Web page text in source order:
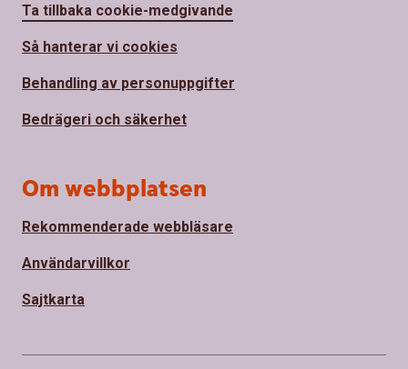
Ta tillbaka cookie-medgivande
Så hanterar vi cookies
Behandling av personuppgifter
Bedrägeri och säkerhet
Om webbplatsen
Rekommenderade webbläsare
Användarvillkor
Sajtkarta